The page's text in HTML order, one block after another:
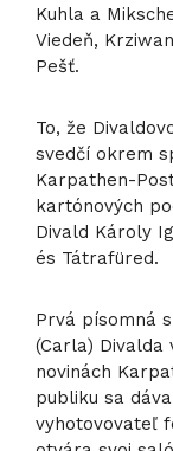
Kuhla a
Viedeň,
Pešť.
To, že
svedčí okrem
Karpathen-
kartónových
Divald Károly
és Tátrafüred.
Prvá písomná
(Carla) Divalda
novinách
publiku sa
vyhotovovateľ